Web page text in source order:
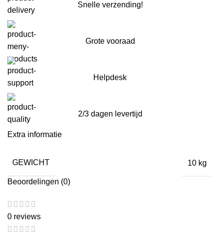
Snelle verzending!
Grote vooraad
Helpdesk
2/3 dagen levertijd
Extra informatie
GEWICHT 10 kg
Beoordelingen (0)
0 reviews